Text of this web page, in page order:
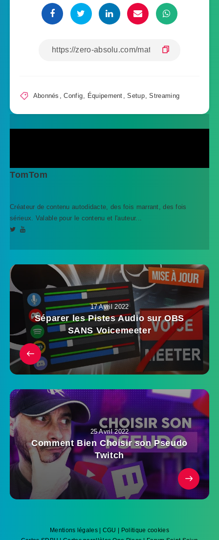
Abonnés ,Config, Équipement ,Setup,Streaming
TomTom
Créateur de contenu autodidacte, des fois marrant, des fois
sérieux. Valable pour le contenu et l'auteur...
17 Avril 2022
Séparer les Pistes Audio sur OBS
SANS Voicemeeter
25 Avril 2022
Comment Bien Choisir son Pseudo
Twitch
Mentions légales| CGU | Politique cookies